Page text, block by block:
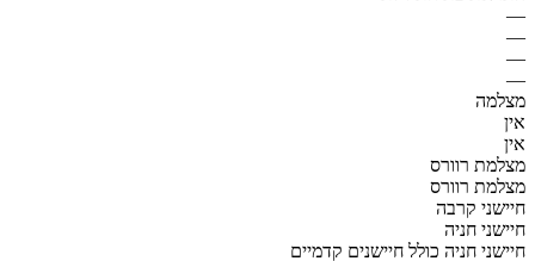
—
—
—
—
מצלמה
אין
אין
מצלמת רוורס
מצלמת רוורס
חיישני קרבה
חיישני חניה
חיישני חניה כולל חיישנים קדמיים